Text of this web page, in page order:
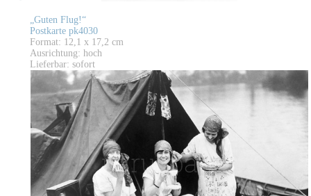
„Guten Flug!“
Postkarte pk4030
Format: 12,1 x 17,2 cm
Ausrichtung: hoch
Lieferbar: sofort